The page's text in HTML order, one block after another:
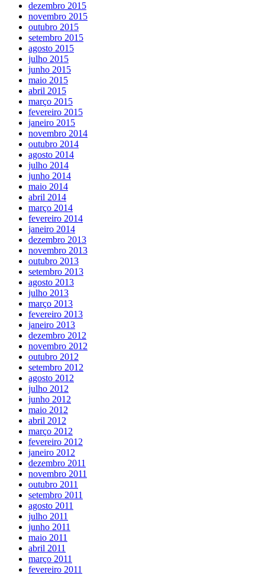
dezembro 2015
novembro 2015
outubro 2015
setembro 2015
agosto 2015
julho 2015
junho 2015
maio 2015
abril 2015
março 2015
fevereiro 2015
janeiro 2015
novembro 2014
outubro 2014
agosto 2014
julho 2014
junho 2014
maio 2014
abril 2014
março 2014
fevereiro 2014
janeiro 2014
dezembro 2013
novembro 2013
outubro 2013
setembro 2013
agosto 2013
julho 2013
março 2013
fevereiro 2013
janeiro 2013
dezembro 2012
novembro 2012
outubro 2012
setembro 2012
agosto 2012
julho 2012
junho 2012
maio 2012
abril 2012
março 2012
fevereiro 2012
janeiro 2012
dezembro 2011
novembro 2011
outubro 2011
setembro 2011
agosto 2011
julho 2011
junho 2011
maio 2011
abril 2011
março 2011
fevereiro 2011